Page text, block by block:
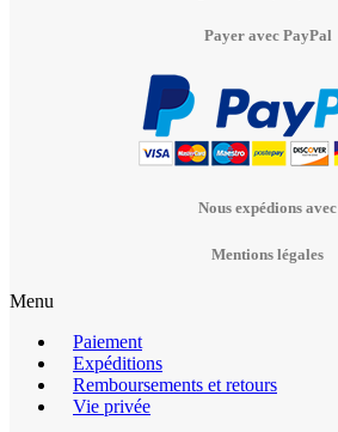
Payer avec PayPal
Nous expédions avec
Mentions légales
Menu
Paiement
Expéditions
Remboursements et retours
Vie privée